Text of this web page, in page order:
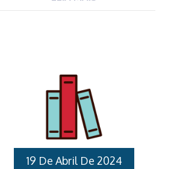
Fundamental, Educação Artística,
Educação Física, Filosofia, Língua
Espanhola e Informática. Para ter
acesso a todas as informações da
capacitação clique aqui. Para realizar
sua inscrição clique aqui
19 De Abril De 2024